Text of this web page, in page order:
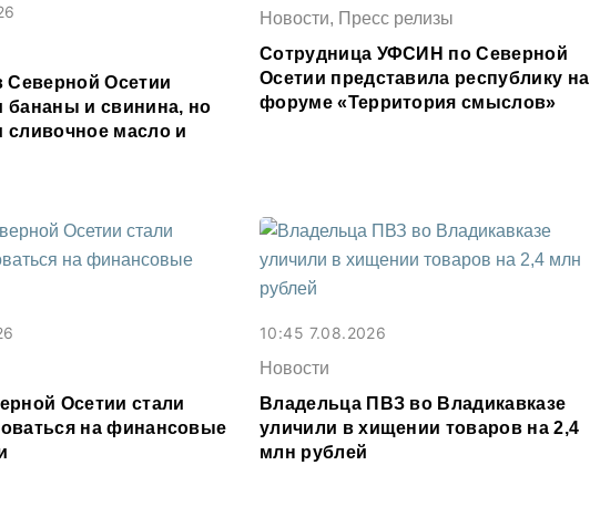
Северной Осетии
бананы и свинина, но
сливочное масло и
Новости, Пресс релизы
Сотрудница УФСИН по Северной
Осетии представила республику на
форуме «Территория смыслов»
Осетии стали
на финансовые
10:45 7.08.2026
Новости
Владельца ПВЗ во Владикавказе
уличили в хищении товаров на 2,4
млн рублей